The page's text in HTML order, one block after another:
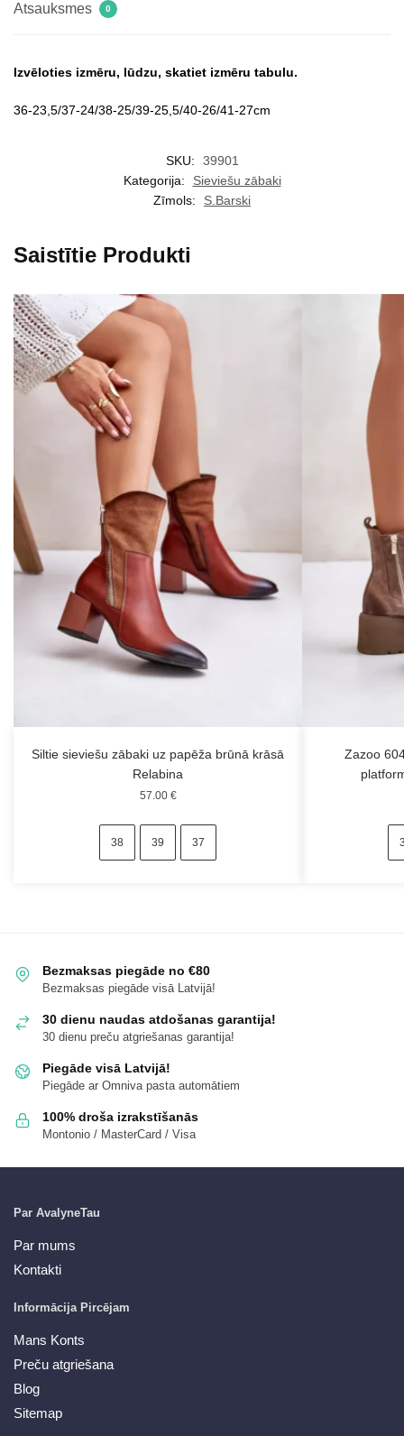
Atsauksmes 0
Izvēloties izmēru, lūdzu, skatiet izmēru tabulu.
36-23,5/37-24/38-25/39-25,5/40-26/41-27cm
SKU:
39901
Kategorija:
Sieviešu zābaki
Zīmols:
S.Barski
Saistītie Produkti
Siltie sieviešu zābaki uz papēža brūnā krāsā
Relabina
57.00 €
38 39 37
Zazoo
Bezmaksas piegāde no €80
Bezmaksas piegāde visā Latvijā!
30 dienu naudas atdošanas garantija!
30 dienu preču atgriešanas garantija!
Piegāde visā Latvijā!
Piegāde ar Omniva pasta automātiem
100% droša izrakstīšanās
Montonio / MasterCard / Visa
Par AvalyneTau
Par mums
Kontakti
Informācija Pircējam
Mans Konts
Preču atgriešana
Blog
Sitemap